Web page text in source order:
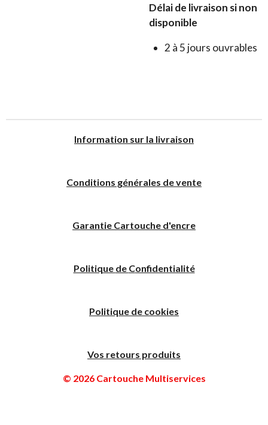
Délai de livraison si non
disponible
2 à 5 jours ouvrables
Information sur la livraison
Conditions générales de vente
Garantie Cartouche d'encre
Politique de Confidentialité
Politique de cookies
Vos retours produits
© 2026 Cartouche Multiservices